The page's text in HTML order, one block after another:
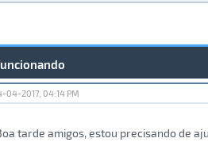
04-2017, 04:14 PM
tarde amigos, estou precisando de